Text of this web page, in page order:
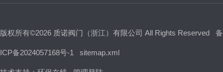
版权所有©2026 质诺阀门（浙江）有限公司 All Rights Reserved
ICP备2024057168号-1 sitemap.xml